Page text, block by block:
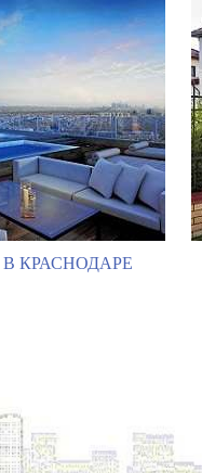
В КРАСНОДАРЕ